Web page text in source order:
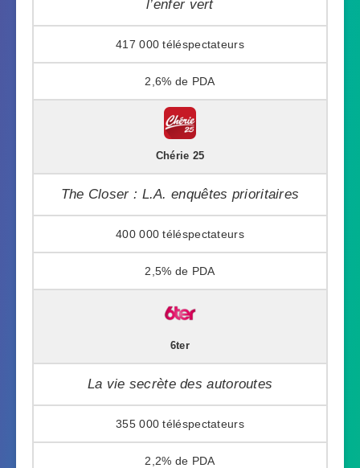
l’enfer vert
417 000
2,6%
Chérie 25
The Closer : L.A. enquêtes prioritaires
400 000
2,5%
6ter
La vie secrète des autoroutes
355 000
2,2%